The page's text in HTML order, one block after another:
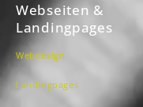
Webseiten &
Landingpages
Webdesign
Landingpages